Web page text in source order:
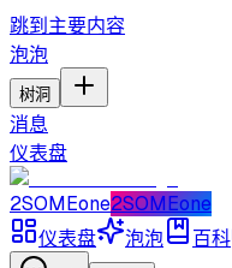
跳到主要内容
泡泡
树洞
消息
仪表盘
2SOMEone2SOMEone
仪表盘
泡泡 百科